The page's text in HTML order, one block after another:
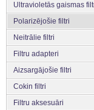
Ultravioletās gaismas
Polarizējošie filtri
Neitrālie filtri
Filtru adapteri
Aizsargājošie filtri
Cokin filtri
Filtru aksesuāri